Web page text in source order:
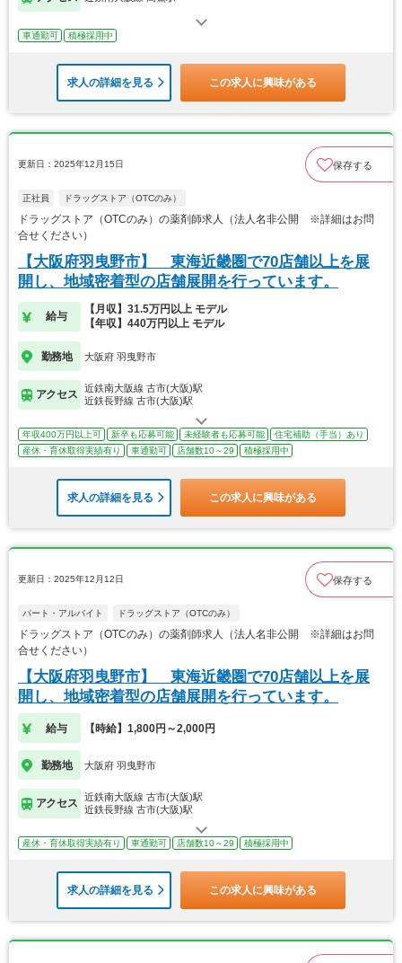
車通勤可 積極採用中
求人の詳細を見る この求人に興味がある
更新日：2025年12月15日 保存する
正社員 ドラッグストア（OTCのみ）
ドラッグストア（OTCのみ）の薬剤師求人（法人名非公開 ※詳細はお問
合せください）
【大阪府羽曳野市】 東海近畿圏で70店舗以上を展
開し、地域密着型の店舗展開を行っています。
給与
【月収】31.5万円以上 モデル
【年収】440万円以上 モデル
勤務地 大阪府 羽曳野市
アクセス
近鉄南大阪線 古市(大阪)駅
近鉄長野線 古市(大阪)駅
年収400万円以上可 新卒も応募可能 未経験者も応募可能
住宅補助（手当）あり
産休・育休取得実績有り
車通勤可 店舗数10～29 積極採用中
求人の詳細を見る この求人に興味がある
更新日：2025年12月12日 保存する
パート・アルバイト ドラッグストア（OTCのみ）
ドラッグストア（OTCのみ）の薬剤師求人（法人名非公開 ※詳細はお問
合せください）
【大阪府羽曳野市】 東海近畿圏で70店舗以上を展
開し、地域密着型の店舗展開を行っています。
給与 【時給】1,800円～2,000円
勤務地 大阪府 羽曳野市
アクセス
近鉄南大阪線 古市(大阪)駅
近鉄長野線 古市(大阪)駅
産休・育休取得実績有り 車通勤可 店舗数10～29 積極採用中
求人の詳細を見る この求人に興味がある